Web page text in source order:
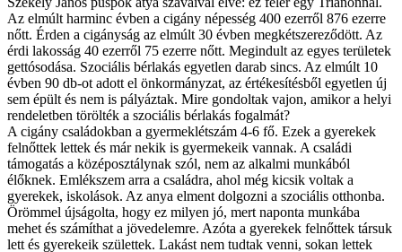
Az elmúlt harminc évben a cigány népesség 400 ezerről 876 ezerre
nőtt. Érden a cigányság az elmúlt 30 évben megkétszereződött. Az
érdi lakosság 40 ezerről 75 ezerre nőtt. Megindult az egyes területek
gettósodása. Szociális bérlakás egyetlen darab sincs. Az elmúlt 10
évben 90 db-ot adott el önkormányzat, az értékesítésből egyetlen új
sem épült és nem is pályáztak. Mire gondoltak vajon, amikor a helyi
rendeletben törölték a szociális bérlakás fogalmát?
A cigány családokban a gyermeklétszám 4-6 fő. Ezek a gyerekek
felnőttek lettek és már nekik is gyermekeik vannak. A családi
támogatás a középosztálynak szól, nem az alkalmi munkából
élőknek. Emlékszem arra a családra, ahol még kicsik voltak a
gyerekek, iskolások. Az anya elment dolgozni a szociális otthonba.
Örömmel újságolta, hogy ez milyen jó, mert naponta munkába
mehet és számíthat a jövedelemre. Azóta a gyerekek felnőttek társuk
lett és gyerekeik születtek. Lakást nem tudtak venni, sokan lettek